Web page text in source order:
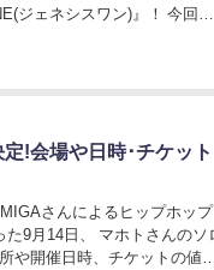
ジェネシスワン)』！ 今回は
!会場や日時･チケット
さんによるヒップホップ
9月14日、 マホトさんのソ
や開催日時、チケットの値段